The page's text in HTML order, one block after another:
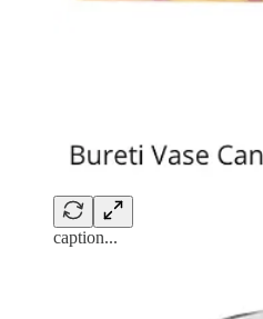
caption...